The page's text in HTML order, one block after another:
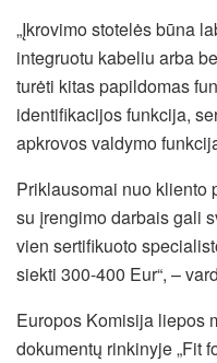
„Įkrovimo stotelės būna
integruotu kabeliu arba
turėti kitas papildomas
identifikacijos funkcija,
apkrovos valdymo
Priklausomai nuo kliento
su įrengimo darbais gali
vien sertifikuoto
siekti 300-400 Eur“, –
Europos Komisija liepos
dokumentų rinkinyje „Fit